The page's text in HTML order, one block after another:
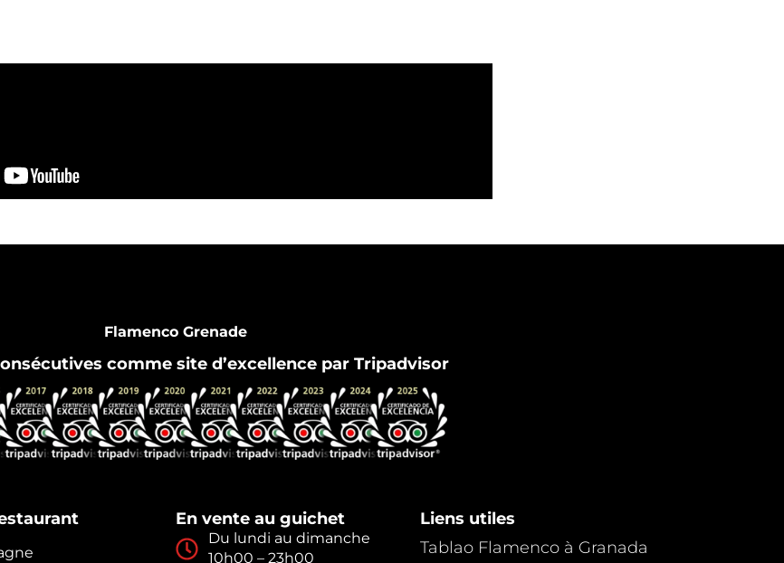
Flamenco Grenade
comme site d’excellence par Tripadvisor
En vente au guichet
Du lundi au dimanche
10h00 – 23h00
Liens utiles
Tablao Flamenco à Granada